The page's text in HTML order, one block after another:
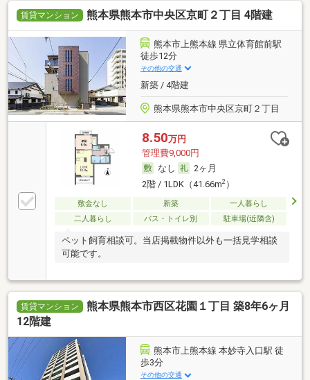
賃貸マンション 熊本県熊本市中央区京町２丁目 4階建
熊本市上熊本線 県立体育館前駅
徒歩12分
その他の交通
新築 / 4階建
熊本県熊本市中央区京町２丁目
8.50万円
管理費9,000円
なし
2ヶ月
2階 / 1LDK（41.66m2）
敷金なし 新築
一人暮らし
二人暮らし
バス・トイレ別 駐車場(近隣含)
ペット飼育相談可。当店掲載物件以外も一括見学相談
可能です。
賃貸マンション
熊本県熊本市西区花園１丁目 築8年6ヶ月
12階建
熊本市上熊本線 本妙寺入口駅 徒
歩3分
その他の交通